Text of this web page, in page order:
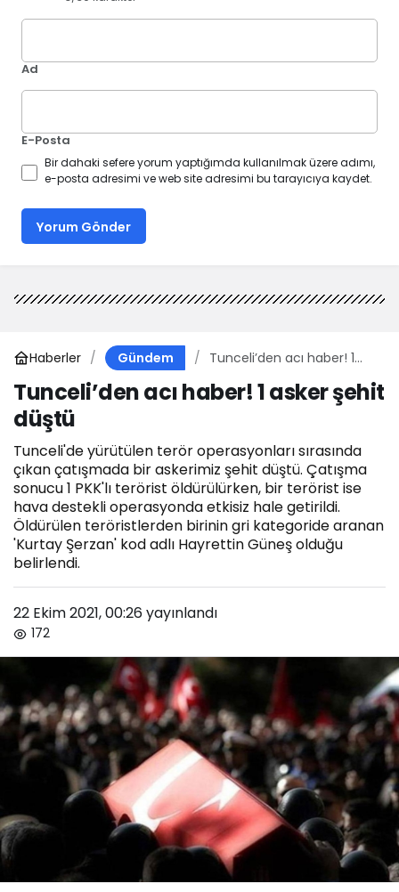
Ad
E-Posta
Bir dahaki sefere yorum yaptığımda kullanılmak üzere adımı,
e-posta adresimi ve web site adresimi bu tarayıcıya kaydet.
Yorum Gönder
Haberler Gündem
Tunceli’den acı haber! 1
Tunceli’den acı haber! 1 asker şehit
düştü
Tunceli'de yürütülen terör operasyonları sırasında
çıkan çatışmada bir askerimiz şehit düştü. Çatışma
sonucu 1 PKK'lı terörist öldürülürken, bir terörist ise
hava destekli operasyonda etkisiz hale getirildi.
Öldürülen teröristlerden birinin gri kategoride aranan
'Kurtay Şerzan' kod adlı Hayrettin Güneş olduğu
belirlendi.
22 Ekim 2021, 00:26yayınlandı
172